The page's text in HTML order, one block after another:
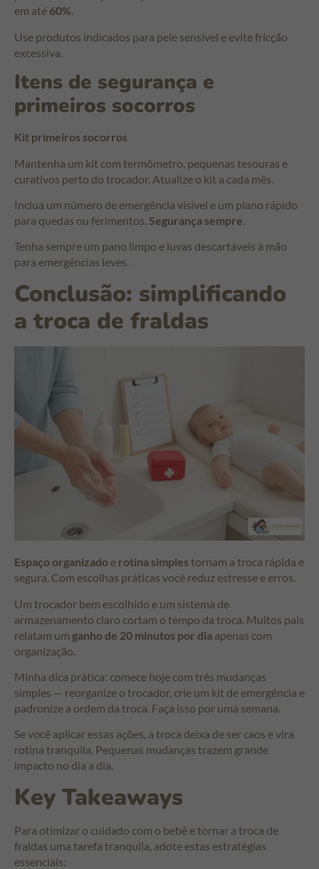
em até 60%.
Use produtos indicados para pele sensível e evite fricção
excessiva.
Itens de segurança e
primeiros socorros
Kit primeiros socorros
Mantenha um kit com termômetro, pequenas tesouras e
curativos perto do trocador. Atualize o kit a cada mês.
Inclua um número de emergência visível e um plano rápido
para quedas ou ferimentos.Segurança sempre.
Tenha sempre um pano limpo e luvas descartáveis à mão
para emergências leves.
Conclusão: simplificando
a troca de fraldas
Espaço organizado e rotina simples tornam a troca rápida e
segura. Com escolhas práticas você reduz estresse e erros.
Um trocador bem escolhido e um sistema de
armazenamento claro cortam o tempo da troca. Muitos pais
relatam um ganho de 20 minutos por dia apenas com
organização.
Minha dica prática: comece hoje com três mudanças
simples — reorganize o trocador, crie um kit de emergência e
padronize a ordem da troca. Faça isso por uma semana.
Se você aplicar essas ações, a troca deixa de ser caos e vira
rotina tranquila. Pequenas mudanças trazem grande
impacto no dia a dia.
Key Takeaways
Para otimizar o cuidado com o bebê e tornar a troca de
fraldas uma tarefa tranquila, adote estas estratégias
essenciais: